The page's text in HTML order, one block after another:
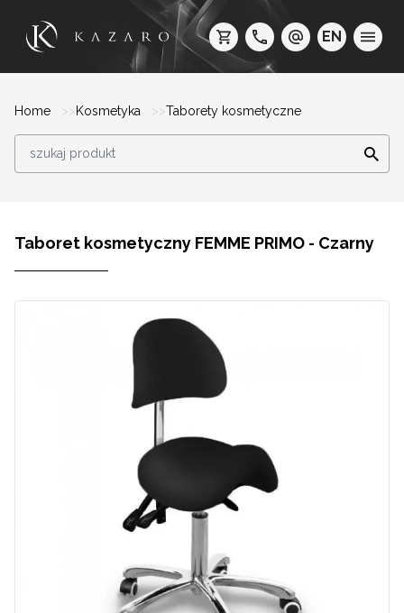
EN
Home Kosmetyka Taborety kosmetyczne
Taboret kosmetyczny FEMME PRIMO - Czarny